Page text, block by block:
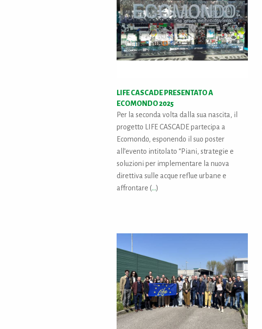
LIFE CASCADE PRESENTATO A
ECOMONDO 2025
Per la seconda volta dalla sua nascita, il
progetto LIFE CASCADE partecipa a
Ecomondo, esponendo il suo poster
all’evento intitolato “Piani, strategie e
soluzioni per implementare la nuova
direttiva sulle acque reflue urbane e
affrontare (...)